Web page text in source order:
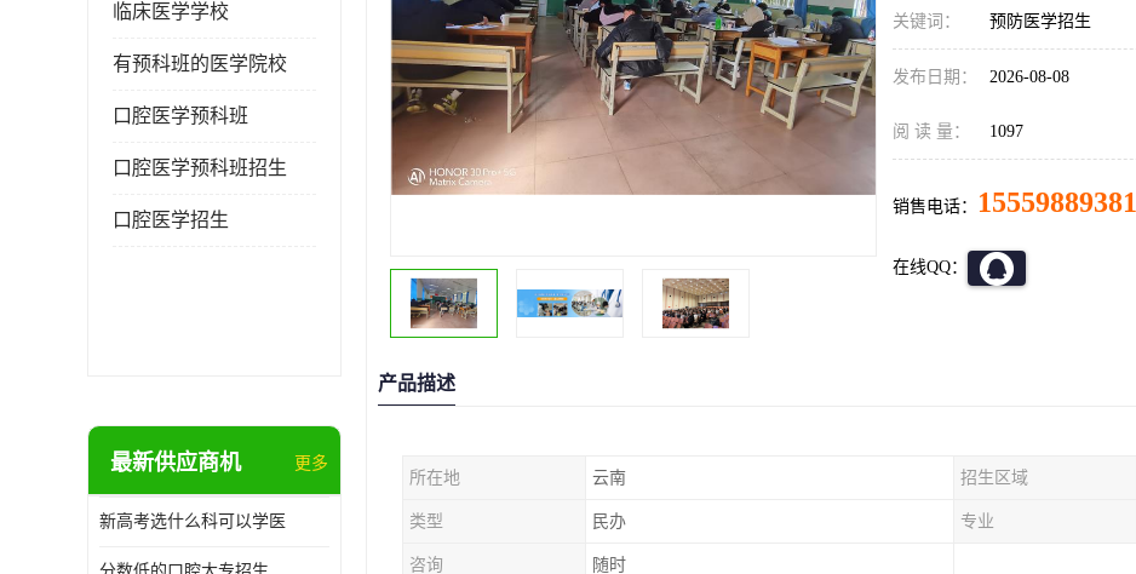
临床医学学校
有预科班的医学院校
口腔医学预科班
口腔医学预科班招生
口腔医学招生
最新供应商机 更多
新高考选什么科可以学医
关键词： 预防医学招生
发布日期： 2026-08-08
阅 读 量： 1097
销售电话： 15559889381
在线QQ：
产品描述
所在地 云南 招生区域
类型 民办 专业
咨询 随时